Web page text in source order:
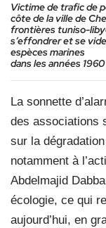
Victime de trafic de
côte de la ville de
frontières tuniso-
s’effondrer et se
espèces marines
dans les années
La sonnette
des associations
sur la
notamment à
Abdelmajid
écologie, ce qui
aujourd’hui, en